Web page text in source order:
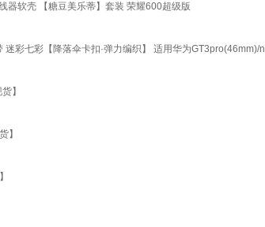
器软壳 【糖豆美乐蒂】套装 荣耀600超级版
彩七彩【降落伞卡扣·弹力编织】 适用华为GT3pro(46mm)/
】
】